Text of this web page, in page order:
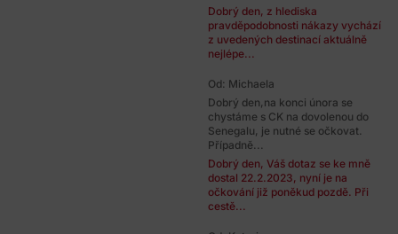
Dobrý den, z hlediska
pravděpodobnosti nákazy vychází
z uvedených destinací aktuálně
nejlépe...
Od: Michaela
Dobrý den,na konci února se
chystáme s CK na dovolenou do
Senegalu, je nutné se očkovat.
Případně...
Dobrý den, Váš dotaz se ke mně
dostal 22.2.2023, nyní je na
očkování již poněkud pozdě. Při
cestě...